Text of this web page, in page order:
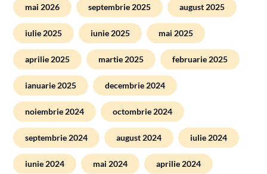
mai 2026 septembrie 2025 august 2025
iulie 2025 iunie 2025 mai 2025
aprilie 2025 martie 2025 februarie 2025
ianuarie 2025 decembrie 2024
noiembrie 2024 octombrie 2024
septembrie 2024 august 2024 iulie 2024
iunie 2024 mai 2024 aprilie 2024